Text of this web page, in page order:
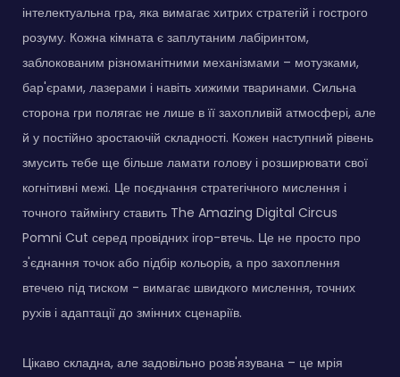
інтелектуальна гра, яка вимагає хитрих стратегій і гострого
розуму. Кожна кімната є заплутаним лабіринтом,
заблокованим різноманітними механізмами – мотузками,
бар'єрами, лазерами і навіть хижими тваринами. Сильна
сторона гри полягає не лише в її захопливій атмосфері, але
й у постійно зростаючій складності. Кожен наступний рівень
змусить тебе ще більше ламати голову і розширювати свої
когнітивні межі. Це поєднання стратегічного мислення і
точного таймінгу ставить The Amazing Digital Circus
Pomni Cut серед провідних ігор-втечь. Це не просто про
з'єднання точок або підбір кольорів, а про захоплення
втечею під тиском - вимагає швидкого мислення, точних
рухів і адаптації до змінних сценаріїв.
Цікаво складна, але задовільно розв'язувана – це мрія